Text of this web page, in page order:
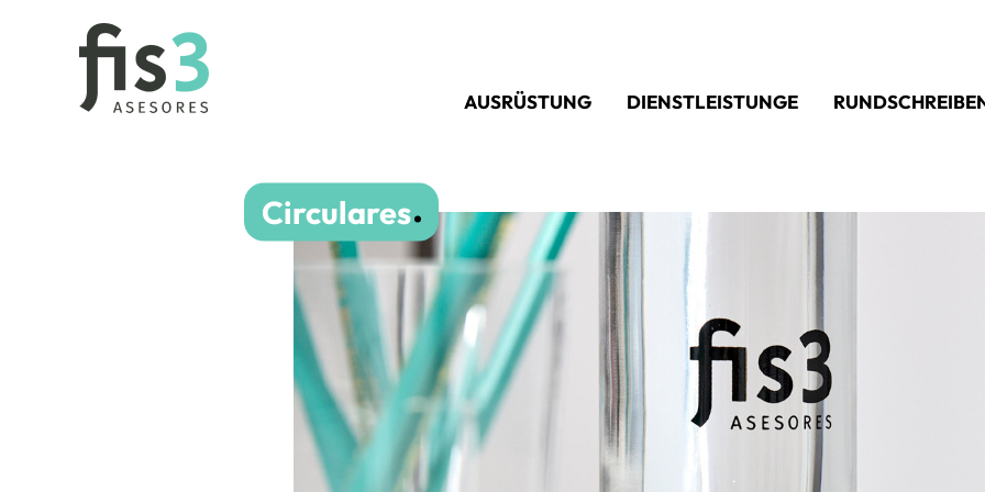
AUSRÜSTUNG DIENSTLEISTUNGE
Circulares